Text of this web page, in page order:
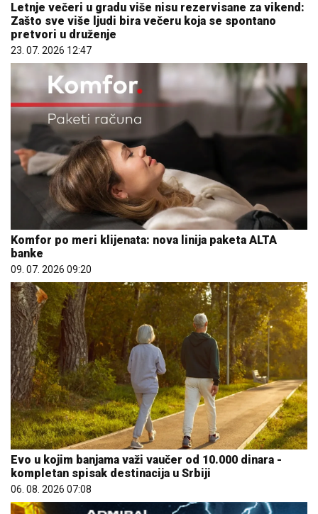
Letnje večeri u gradu više nisu rezervisane za vikend:
Zašto sve više ljudi bira večeru koja se spontano
pretvori u druženje
23. 07. 2026 12:47
Komfor po meri klijenata: nova linija paketa ALTA
banke
09. 07. 2026 09:20
Evo u kojim banjama važi vaučer od 10.000 dinara -
kompletan spisak destinacija u Srbiji
06. 08. 2026 07:08